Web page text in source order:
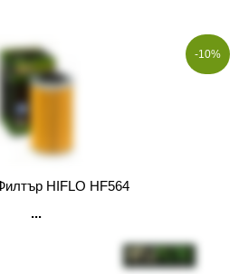
-10%
HIFLO HF564